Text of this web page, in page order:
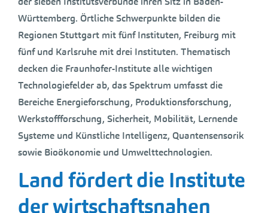
Württemberg. Örtliche Schwerpunkte bilden die
Regionen Stuttgart mit fünf Instituten, Freiburg mit
fünf und Karlsruhe mit drei Instituten. Thematisch
decken die Fraunhofer-Institute alle wichtigen
Technologiefelder ab, das Spektrum umfasst die
Bereiche Energieforschung, Produktionsforschung,
Werkstoffforschung, Sicherheit, Mobilität, Lernende
Systeme und Künstliche Intelligenz, Quantensensorik
sowie Bioökonomie und Umwelttechnologien.
Land fördert die Institute
der wirtschaftsnahen